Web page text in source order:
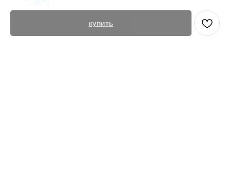
купить